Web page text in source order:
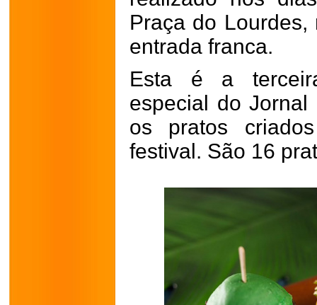
Praça do
entrada franca.
Esta é a
especial do
os pratos
festival. São 16